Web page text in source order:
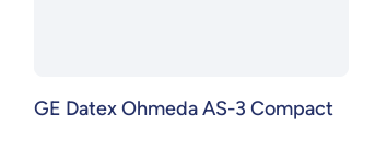
GE Datex Ohmeda AS-3 Compact